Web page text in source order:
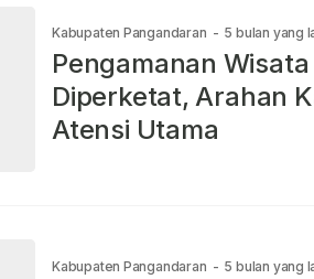
Kabupaten Pangandaran - 5 bulan yang
Pengamanan
Diperketat, Arahan
Atensi Utama
Kabupaten Pangandaran - 5 bulan yang